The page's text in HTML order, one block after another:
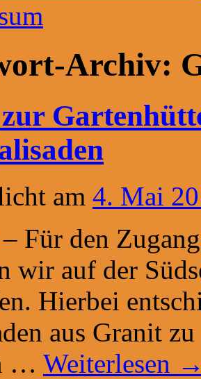
Archiv:
am 4. Mai
Für den
wir auf der
Hierbei
aus Granit
… Weiterlesen